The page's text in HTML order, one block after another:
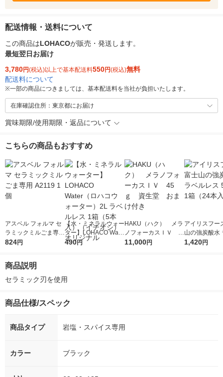
配送情報・送料について
この商品はLOHACOが販売・発送します。
最短翌日お届け
3,780円(税込)以上で基本配送料550円(税込)無料
配送料について
※一部の商品につきましては、基本配送料を当社が負担いたします。
在庫確認住所：東京都にお届け
賞味期限/使用期限・返品について
こちらの商品もおすすめ
アスベル フォルマ セ
ラミックミルごま専用
A2119 1個
824円
【水・ミネラルウォー
ター】LOHACO Wate
r（ロハコウォータ
490円
HAKU（ハク） メラ
ノフォーカスＩＶ 4
5ｇ 資生堂 おまけ
11,000円
アイリスフー
山の強炭酸水
レス 500ml 1
1,420円
商品説明
セラミック刃を使用
商品仕様/スペック
商品タイプ 岩塩・スパイス専用
カラー ブラック